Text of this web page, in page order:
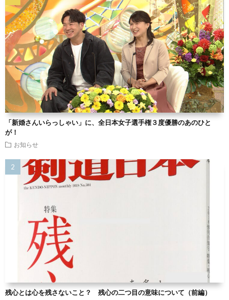
「新婚さんいらっしゃい」に、全日本女子選手権３度優勝のあのひと
が！
お知らせ
残心とは心を残さないこと？ 残心の二つ目の意味について（前編）